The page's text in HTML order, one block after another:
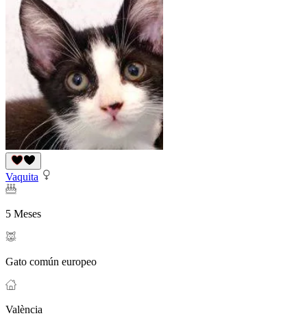
Vaquita
5 Meses
Gato común europeo
València